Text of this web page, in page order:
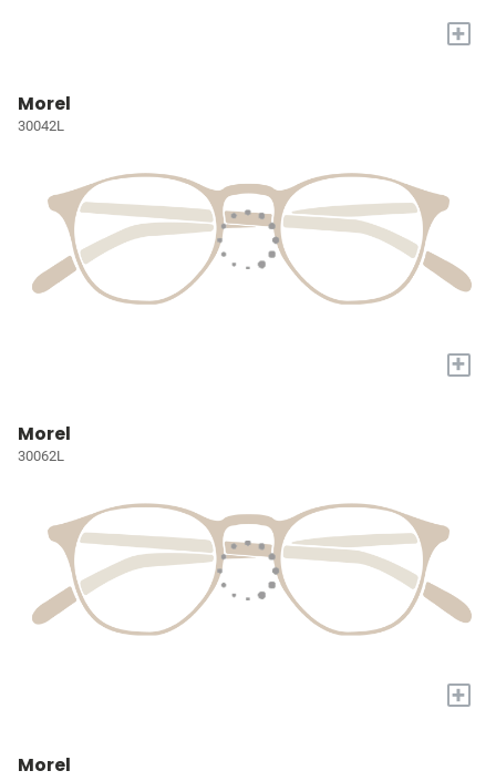
+
Morel
30042L
+
Morel
30062L
+
Morel